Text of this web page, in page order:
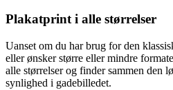
Plakatprint i alle størrelser
Uanset om du har brug for den
eller ønsker større eller mindre
alle størrelser og finder sammen den
synlighed i gadebilledet.